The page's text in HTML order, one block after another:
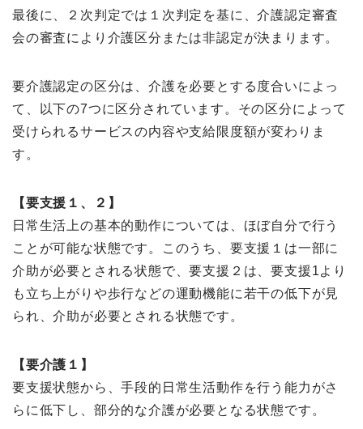
最後に、２次判定では１次判定を基に、介護認定審査
会の審査により介護区分または非認定が決まります。
要介護認定の区分は、介護を必要とする度合いによっ
て、以下の7つに区分されています。その区分によって
受けられるサービスの内容や支給限度額が変わりま
す。
【要支援１、２】
日常生活上の基本的動作については、ほぼ自分で行う
ことが可能な状態です。このうち、要支援１は一部に
介助が必要とされる状態で、要支援２は、要支援1より
も立ち上がりや歩行などの運動機能に若干の低下が見
られ、介助が必要とされる状態です。
【要介護１】
要支援状態から、手段的日常生活動作を行う能力がさ
らに低下し、部分的な介護が必要となる状態です。